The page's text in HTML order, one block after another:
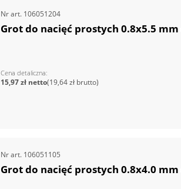
Nr art. 106051204
Grot do nacięć prostych 0.8x5.5 mm
Cena detaliczna
19,64 zł
15,97 zł
Nr art. 106051105
Grot do nacięć prostych 0.8x4.0 mm